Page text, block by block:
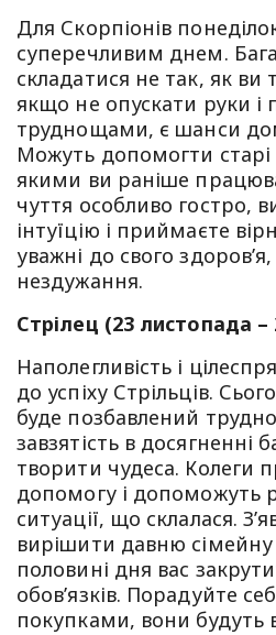
Для Скорпіонів
суперечливим днем.
складатися не так, як ви
якщо не опускати руки і
труднощами, є шанси
Можуть допомогти старі
якими ви раніше
чуття особливо гостро,
інтуїцію і приймаєте
уважні до свого
нездужання.
Стрілец (23 листопада –
Наполегливість і
до успіху Стрільців.
буде позбавлений
завзятість в досягненні
творити чудеса. Колеги
допомогу і допоможуть
ситуації, що склалася.
вирішити давню
половині дня вас
обов’язків. Порадуйте
покупками, вони будуть